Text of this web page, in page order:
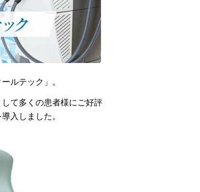
ルテック」。
て多くの患者様にご好評
入しました。